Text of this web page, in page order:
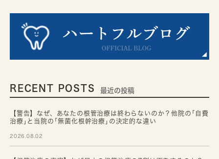
RECENT POSTS 最近の投稿
【警告】なぜ、あなたの根管治療は終わらないのか？他院の｢自費
治療｣と当院の｢無菌化根幹治療｣の決定的な違い
2026.08.02